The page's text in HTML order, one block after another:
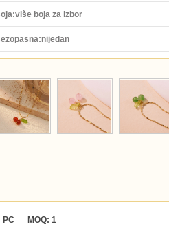
više boja za izbor
nijedan
PC MOQ: 1